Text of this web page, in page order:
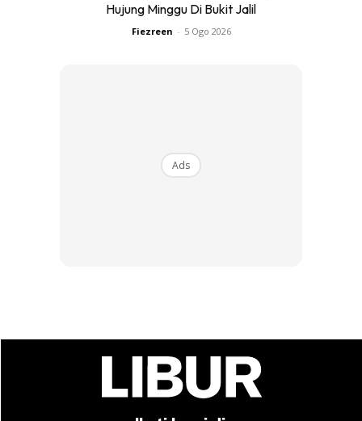
3. Boleh bbq. Ada fire pit.
Hujung Minggu Di Bukit Jalil
Fiezreen - 5 Ogo 2026
Ads